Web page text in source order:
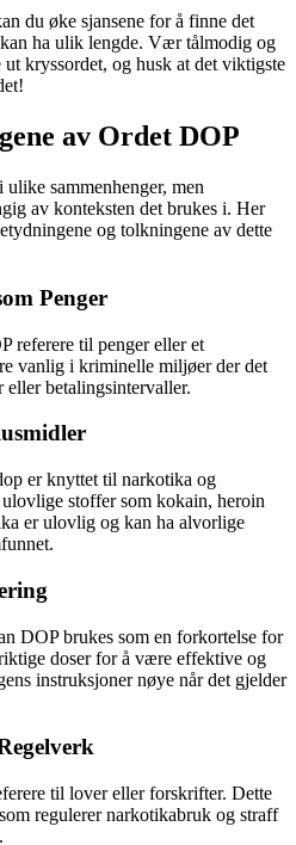
du øke sjansene for å finne det
ha ulik lengde. Vær tålmodig og
kryssordet, og husk at det viktigste
av Ordet DOP
sammenhenger, men
av konteksten det brukes i. Her
og tolkningene av dette
Penger
referere til penger eller et
vanlig i kriminelle miljøer der det
eller betalingsintervaller.
er knyttet til narkotika og
stoffer som kokain, heroin
er ulovlig og kan ha alvorlige
DOP brukes som en forkortelse for
doser for å være effektive og
instruksjoner nøye når det gjelder
til lover eller forskrifter. Dette
regulerer narkotikabruk og straff